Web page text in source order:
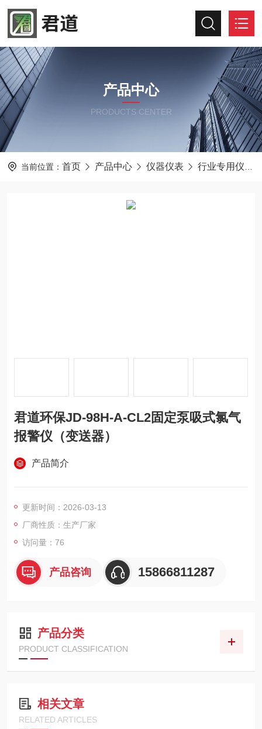
产品中心
PRODUCTS CENTER
当前位置： 首页 产品中心 仪器仪表 行业专用仪器仪表
君道环保JD-98H-A-CL2固定泵吸式氯气
报警仪（变送器）
产品简介
更新时间：2026-03-13
厂商性质：生产厂家
访问量：76
产品咨询 15866811287
产品分类
PRODUCT CLASSIFICATION
相关文章
RELATED ARTICLES